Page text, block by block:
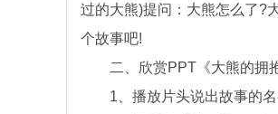
过的大熊)提问：大熊怎么了?
个故事吧!
二、欣赏PPT《大熊的拥抱
1、播放片头说出故事的名